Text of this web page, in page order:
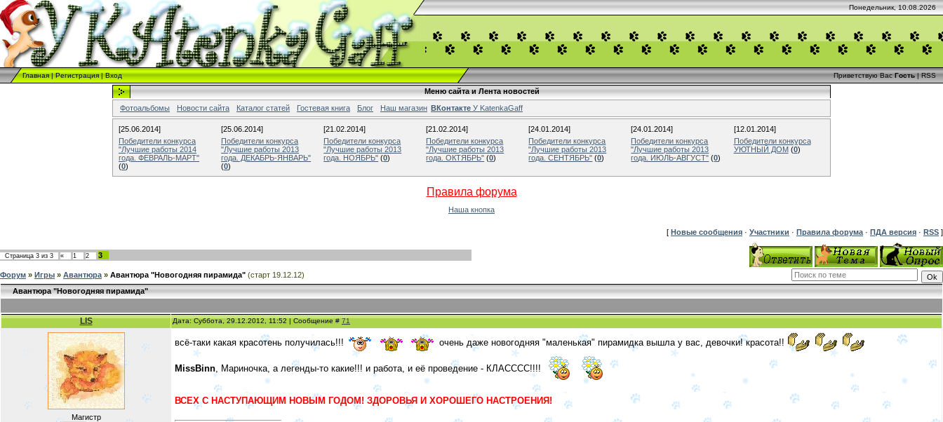
Понедельник, 10.08.2026
Главная|Регистрация|Вход Приветствую Вас Гость|RSS
Меню сайта и Лента новостей
Фотоальбомы
Новости сайта Каталог статей Гостевая книга Блог Наш магазин ВКонтакте У KatenkaGaff
[25.06.2014]
Победители конкурса
"Лучшие работы 2014
года. ФЕВРАЛЬ-МАРТ"
(0)
[25.06.2014]
Победители конкурса
"Лучшие работы 2013
года. ДЕКАБРЬ-ЯНВАРЬ"
(0)
[21.02.2014]
Победители конкурса
"Лучшие работы 2013
года. НОЯБРЬ" (0)
[21.02.2014]
Победители конкурса
"Лучшие работы 2013
года. ОКТЯБРЬ" (0)
[24.01.2014]
Победители конкурса
"Лучшие работы 2013
года. СЕНТЯБРЬ" (0)
[24.01.2014]
Победители конкурса
"Лучшие работы 2013
года. ИЮЛЬ-АВГУСТ" (0)
[12.01.2014]
Победители конкурса
УЮТНЫЙ ДОМ (0)
Правила форума
Наша кнопка
[ Новые сообщения · Участники · Правила форума · ПДА версия · RSS ]
Страница 3 из 3 « 1 2 3
Форум » Игры » Авантюра » Авантюра "Новогодняя пирамида" (старт 19.12.12)
Авантюра "Новогодняя пирамида"
LIS Дата: Суббота, 29.12.2012, 11:52 | Сообщение #71
Магистр
всё-таки какая красотень получилась!!! очень даже новогодняя "маленькая" пирамидка вышла у вас, девочки! красота!!
MissBinn, Мариночка, а легенды-то какие!!! и работа, и её проведение - КЛАСССС!!!!
ВСЕХ С НАСТУПАЮЩИМ НОВЫМ ГОДОМ! ЗДОРОВЬЯ И ХОРОШЕГО НАСТРОЕНИЯ!